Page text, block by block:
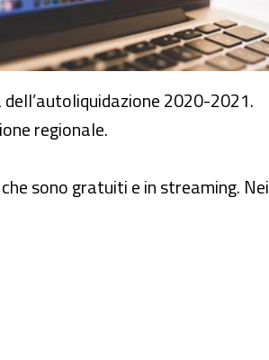
2020-2021.
regionale.
sono gratuiti e in streaming. Nei